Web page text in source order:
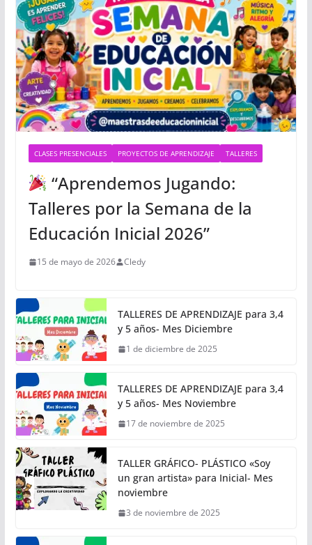
CLASES PRESENCIALES PROYECTOS DE APRENDIZAJE TALLERES
“Aprendemos Jugando:
Talleres por la Semana de la
Educación Inicial 2026”
15 de mayo de 2026 Cledy
TALLERES DE APRENDIZAJE para 3,4
y 5 años- Mes Diciembre
1 de diciembre de 2025
TALLERES DE APRENDIZAJE para 3,4
y 5 años- Mes Noviembre
17 de noviembre de 2025
TALLER GRÁFICO- PLÁSTICO «Soy
un gran artista» para Inicial- Mes
noviembre
3 de noviembre de 2025